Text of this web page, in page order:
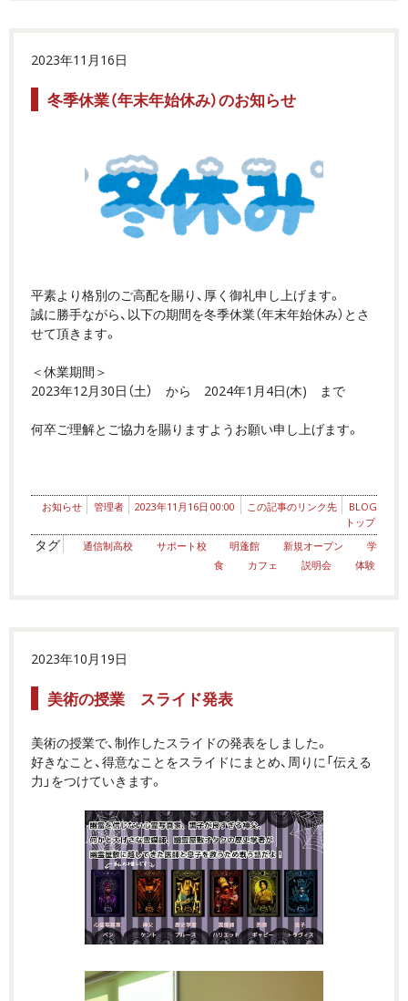
2023年11月16日
冬季休業（年末年始休み）のお知らせ
平素より格別のご高配を賜り、厚く御礼申し上げます。
誠に勝手ながら、以下の期間を冬季休業（年末年始休み）とさ
せて頂きます。
＜休業期間＞
2023年12月30日（土） から 2024年1月4日(木) まで
何卒ご理解とご協力を賜りますようお願い申し上げます。
お知らせ 管理者 2023年11月16日 00:00 この記事のリンク先
BLOG
トップ
タグ 通信制高校 サポート校 明蓬館 新規オープン
学
食
カフェ 説明会 体験
2023年10月19日
美術の授業 スライド発表
美術の授業で、制作したスライドの発表をしました。
好きなこと、得意なことをスライドにまとめ、周りに「伝える
力」をつけていきます。